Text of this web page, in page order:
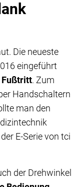
Die neueste
eingeführt
Fußtritt. Zum
Handschaltern
man den
E-Serie von tci
der Drehwinkel